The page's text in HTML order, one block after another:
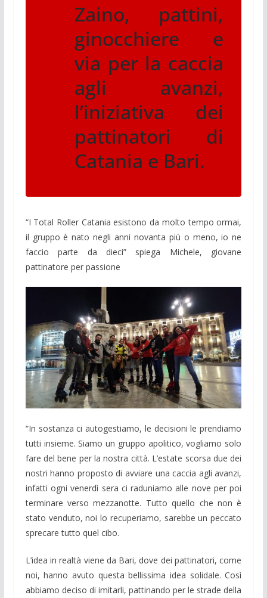
Zaino, pattini,
ginocchiere e
via per la caccia
agli avanzi,
l’iniziativa dei
pattinatori di
Catania e Bari.
“I Total Roller Catania esistono da molto tempo ormai,
il gruppo è nato negli anni novanta più o meno, io ne
faccio parte da dieci” spiega Michele, giovane
pattinatore per passione
“In sostanza ci autogestiamo, le decisioni le prendiamo
tutti insieme. Siamo un gruppo apolitico, vogliamo solo
fare del bene per la nostra città. L’estate scorsa due dei
nostri hanno proposto di avviare una caccia agli avanzi,
infatti ogni venerdì sera ci raduniamo alle nove per poi
terminare verso mezzanotte. Tutto quello che non è
stato venduto, noi lo recuperiamo, sarebbe un peccato
sprecare tutto quel cibo.
L’idea in realtà viene da Bari, dove dei pattinatori, come
noi, hanno avuto questa bellissima idea solidale. Così
abbiamo deciso di imitarli, pattinando per le strade della